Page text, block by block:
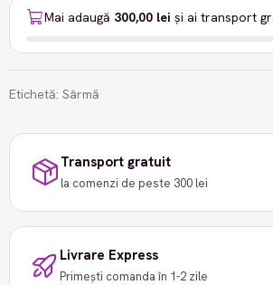
Mai adaugă 300,00 lei și ai transport
Etichetă: Sârmă
Transport gratuit
la comenzi de peste 300 lei
Livrare Express
Primești comanda în 1-2 zile